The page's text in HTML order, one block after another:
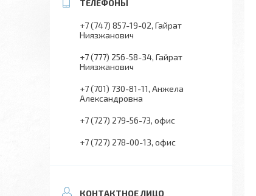
+7 (747) 857-19-02 Гайрат
Ниязжанович
+7 (777) 256-58-34 Гайрат
Ниязжанович
+7 (701) 730-81-11 Анжела
Александровна
+7 (727) 279-56-73 офис
+7 (727) 278-00-13 офис